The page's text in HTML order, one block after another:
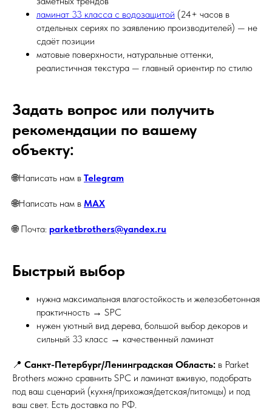
ламинат 33 класса с водозащитой (24+ часов в
отдельных сериях по заявлению производителей) — не
сдаёт позиции
матовые поверхности, натуральные оттенки,
реалистичная текстура — главный ориентир по стилю
Задать вопрос или получить
рекомендации по вашему
объекту:
🌐Написать нам в Telegram
🌐Написать нам в MAX
🌐 Почта: parketbrothers@yandex.ru
Быстрый выбор
нужна максимальная влагостойкость и железобетонная
практичность → SPC
нужен уютный вид дерева, большой выбор декоров и
сильный 33 класс → качественный ламинат
📍 Санкт-Петербург/Ленинградская Область: в Parket
Brothers можно сравнить SPC и ламинат вживую, подобрать
под ваш сценарий (кухня/прихожая/детская/питомцы) и под
ваш свет. Есть доставка по РФ.